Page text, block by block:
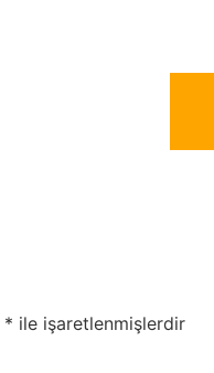
* ile işaretlenmişlerdir